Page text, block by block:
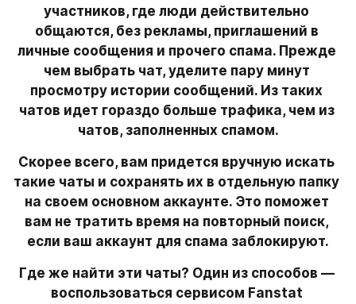
участников, где люди действительно
общаются, без рекламы, приглашений в
личные сообщения и прочего спама. Прежде
чем выбрать чат, уделите пару минут
просмотру истории сообщений. Из таких
чатов идет гораздо больше трафика, чем из
чатов, заполненных спамом.
Скорее всего, вам придется вручную искать
такие чаты и сохранять их в отдельную папку
на своем основном аккаунте. Это поможет
вам не тратить время на повторный поиск,
если ваш аккаунт для спама заблокируют.
Где же найти эти чаты? Один из способов —
воспользоваться сервисом Fanstat